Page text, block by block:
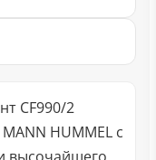
CF990/2
HUMMEL с